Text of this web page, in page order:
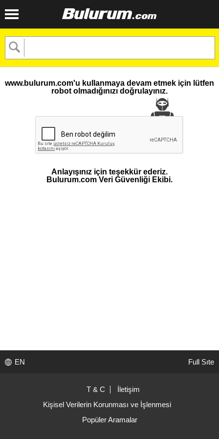
www.bulurum.com'u kullanmaya devam etmek için lütfen
robot olmadığınızı doğrulayınız.
Anlayışınız için teşekkür ederiz.
Bulurum.com Veri Güvenliği Ekibi.
EN Full Sıte
T & C
İletişim
Kişisel Verilerin Korunması ve İşlenmesi
Popüler Aramalar